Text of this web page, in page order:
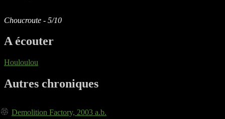
Choucroute - 5/10
A écouter
Houloulou
Autres chroniques
Demolition Factory, 2003 a.b.